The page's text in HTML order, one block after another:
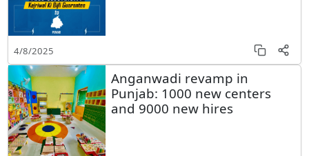
4/8/2025
Anganwadi revamp in
Punjab: 1000 new centers
and 9000 new hires